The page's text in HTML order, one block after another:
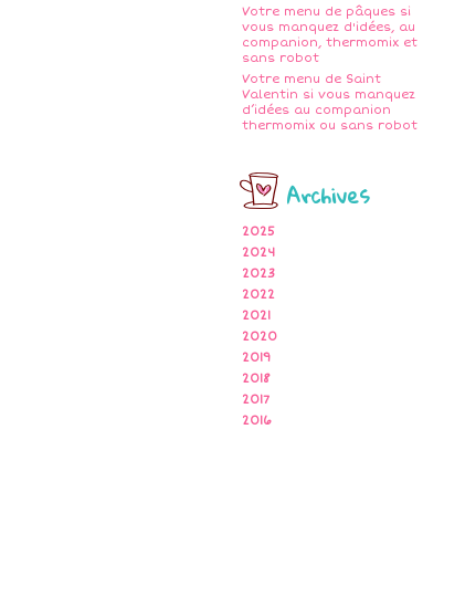
Votre menu de pâques si
vous manquez d'idées, au
companion, thermomix et
sans robot
Votre menu de Saint
Valentin si vous manquez
d’idées au companion
thermomix ou sans robot
Archives
2025
2024
2023
2022
2021
2020
2019
2018
2017
2016